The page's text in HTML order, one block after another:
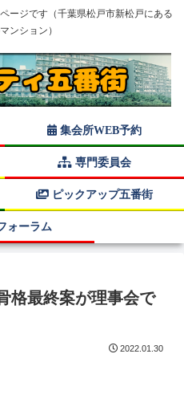
ージです（千葉県松戸市新松戸にある
ンション）
集会所WEB予約
専門委員会
ピックアップ五番街
ォーラム
格最終案が理事会で
2022.01.30